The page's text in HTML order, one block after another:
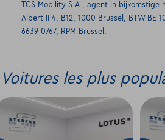
TCS Mobility S.A., agent in bijkomstige
Albert II 4, B12, 1000 Brussel, BTW BE
6639 0767, RPM Brussel.
Voitures les plus